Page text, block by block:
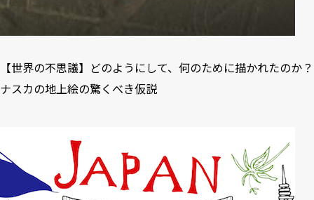
【世界の不思議】どのようにして、何のために描かれたのか？
ナスカの地上絵の驚くべき仮説